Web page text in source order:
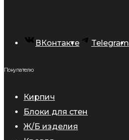
ВКонтакте Telegram
Покупателю
Кирпич
Блоки для стен
Ж/Б изделия